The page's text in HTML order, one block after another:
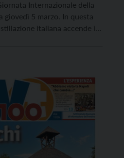
Internazionale della
giovedì 5 marzo. In questa
italiana accende i